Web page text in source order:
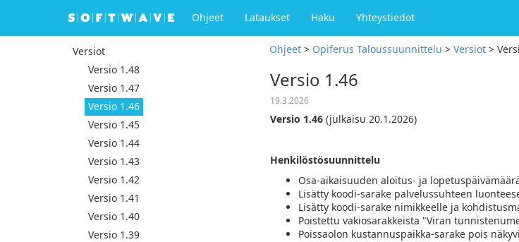
Ohjeet Lataukset Haku Yhteystiedot
Versiot
Versio 1.48
Versio 1.47
Versio 1.46
Versio 1.45
Versio 1.44
Versio 1.43
Versio 1.42
Versio 1.41
Versio 1.40
Versio 1.39
Ohjeet > Opiferus Taloussuunnittelu > Versiot >
Versio 1.46
19.3.2026
Versio 1.46 (julkaisu 20.1.2026)
Henkilöstösuunnittelu
Osa-aikaisuuden aloitus- ja
Lisätty koodi-sarake palvelussuhteen
Lisätty koodi-sarake nimikkeelle ja
Poistettu vakiosarakkeista "Viran
Poissaolon kustannuspaikka-sarake pois